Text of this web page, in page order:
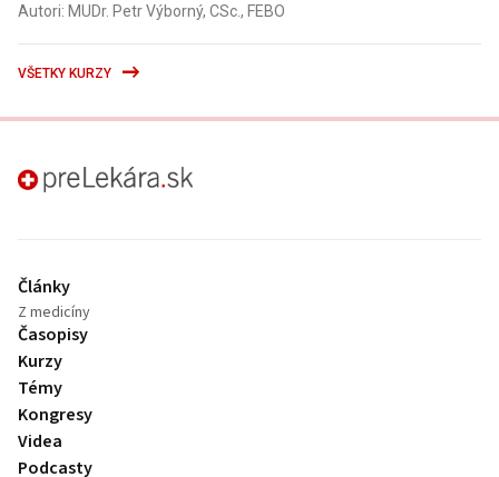
Autori: MUDr. Petr Výborný, CSc., FEBO
VŠETKY KURZY
preLekára.sk
Články
Z medicíny
Časopisy
Kurzy
Témy
Kongresy
Videa
Podcasty